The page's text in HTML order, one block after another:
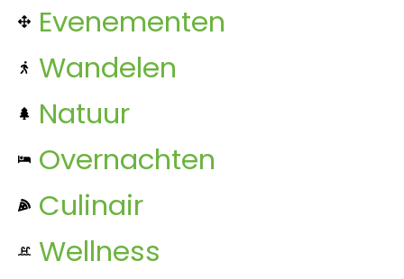
Evenementen
Wandelen
Natuur
Overnachten
Culinair
Wellness